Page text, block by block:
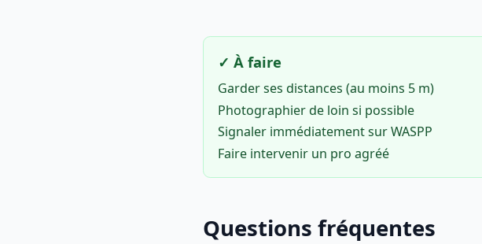
✓ À faire
Garder ses distances (au moins 5 m)
Photographier de loin si possible
Signaler immédiatement sur WASPP
Faire intervenir un pro agréé
Questions fréquentes